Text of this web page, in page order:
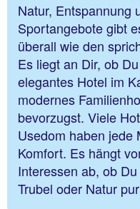
Natur, Entspannung
Sportangebote gibt
überall wie den
Es liegt an Dir, ob
elegantes Hotel im
modernes
bevorzugst. Viele
Usedom haben jede
Komfort. Es hängt
Interessen ab, ob
Trubel oder Natur